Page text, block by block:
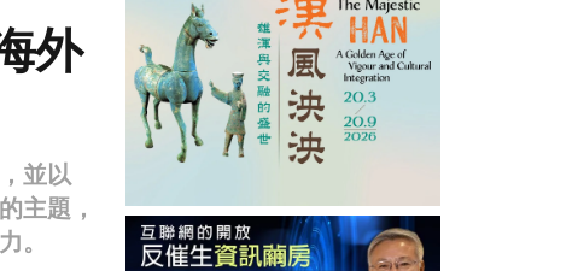
外
並以
主題，
。